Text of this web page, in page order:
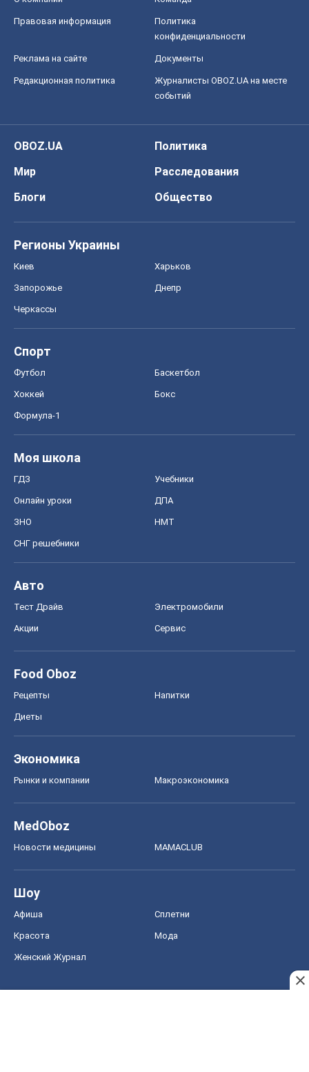
Правовая информация
Политика
конфиденциальности
Реклама на сайте Документы
Редакционная политика
Журналисты OBOZ.UA на месте
событий
OBOZ.UA
Политика
Мир
Расследования
Блоги
Общество
Регионы Украины
Киев Харьков
Запорожье Днепр
Черкассы
Спорт
Футбол Баскетбол
Хоккей Бокс
Формула-1
Моя школа
ГДЗ Учебники
Онлайн уроки ДПА
ЗНО НМТ
СНГ решебники
Авто
Тест Драйв Электромобили
Акции Сервис
Food Oboz
Рецепты Напитки
Диеты
Экономика
Рынки и компании Mакроэкономика
MedOboz
Новости медицины MAMACLUB
Шоу
Афиша Сплетни
Красота Мода
Женский Журнал